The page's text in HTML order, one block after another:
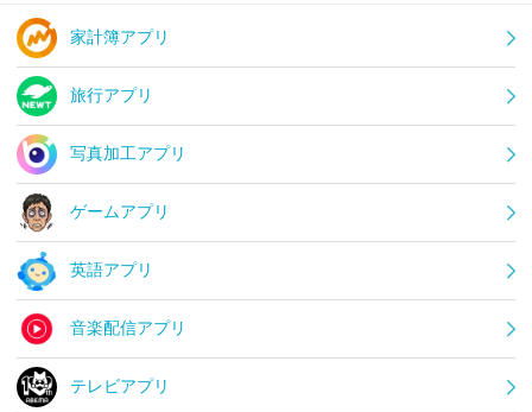
家計簿アプリ
旅行アプリ
写真加工アプリ
ゲームアプリ
英語アプリ
音楽配信アプリ
テレビアプリ